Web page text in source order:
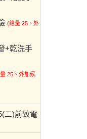
(總量 25、外
+乾洗手
25、外加候
二)前致電